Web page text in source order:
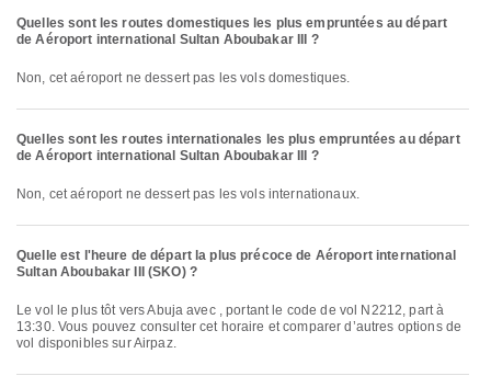
Quelles sont les routes domestiques les plus empruntées au départ
de Aéroport international Sultan Aboubakar III ?
Non, cet aéroport ne dessert pas les vols domestiques.
Quelles sont les routes internationales les plus empruntées au départ
de Aéroport international Sultan Aboubakar III ?
Non, cet aéroport ne dessert pas les vols internationaux.
Quelle est l'heure de départ la plus précoce de Aéroport international
Sultan Aboubakar III (SKO) ?
Le vol le plus tôt vers Abuja avec , portant le code de vol N2212, part à
13:30. Vous pouvez consulter cet horaire et comparer d’autres options de
vol disponibles sur Airpaz.